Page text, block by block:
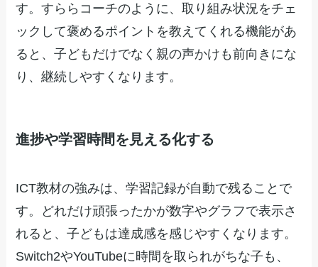
す。すららコーチのように、取り組み状況をチェ
ックして褒めるポイントを教えてくれる機能があ
ると、子どもだけでなく親の声かけも前向きにな
り、継続しやすくなります。
進捗や学習時間を見える化する
ICT教材の強みは、学習記録が自動で残ることで
す。どれだけ頑張ったかが数字やグラフで表示さ
れると、子どもは達成感を感じやすくなります。
Switch2やYouTubeに時間を取られがちな子も、